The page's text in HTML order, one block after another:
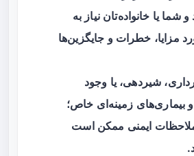
شما یا خانواده‌تان نیاز به
مزایا، خطرات و جایگزین‌ها
شیردهی، یا وجود
زمینه‌ای خاص؛
ایمنی ممکن است